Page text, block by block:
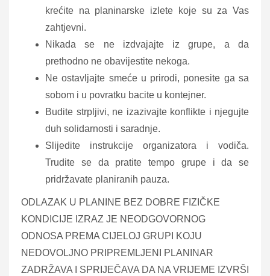
krećite na planinarske izlete koje su za Vas
zahtjevni.
Nikada se ne izdvajajte iz grupe, a da
prethodno ne obavijestite nekoga.
Ne ostavljajte smeće u prirodi, ponesite ga sa
sobom i u povratku bacite u kontejner.
Budite strpljivi, ne izazivajte konflikte i njegujte
duh solidarnosti i saradnje.
Slijedite instrukcije organizatora i vodiča.
Trudite se da pratite tempo grupe i da se
pridržavate planiranih pauza.
ODLAZAK U PLANINE BEZ DOBRE FIZIČKE
KONDICIJE IZRAZ JE NEODGOVORNOG
ODNOSA PREMA CIJELOJ GRUPI KOJU
NEDOVOLJNO PRIPREMLJENI PLANINAR
ZADRŽAVA I SPRIJEČAVA DA NA VRIJEME IZVRŠI